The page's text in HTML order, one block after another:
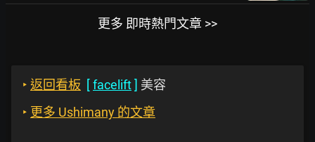
更多 即時熱門文章 >>
‣ 返回看板 [facelift] 美容
‣ 更多 Ushimany 的文章